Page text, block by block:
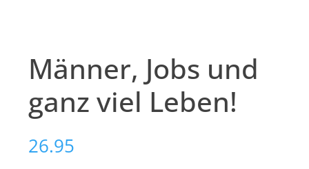
Männer, Jobs und
ganz viel Leben!
26.95